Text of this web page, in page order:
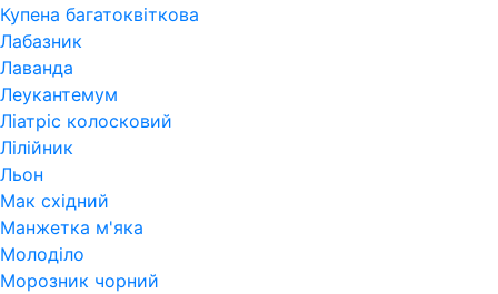
Купена багатоквіткова
Лабазник
Лаванда
Леукантемум
Ліатріс колосковий
Лілійник
Льон
Мак східний
Манжетка м'яка
Молоділо
Морозник чорний